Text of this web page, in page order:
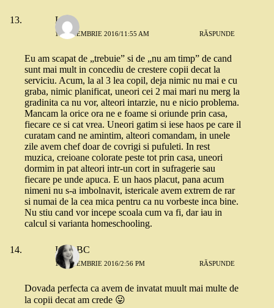
Lia
11 NOIEMBRIE 2016/11:55 AM RĂSPUNDE
Eu am scapat de „trebuie” si de „nu am timp” de cand
sunt mai mult in concediu de crestere copii decat la
serviciu. Acum, la al 3 lea copil, deja nimic nu mai e cu
graba, nimic planificat, uneori cei 2 mai mari nu merg la
gradinita ca nu vor, alteori intarzie, nu e nicio problema.
Mancam la orice ora ne e foame si oriunde prin casa,
fiecare ce si cat vrea. Uneori gatim si iese haos pe care il
curatam cand ne amintim, alteori comandam, in unele
zile avem chef doar de covrigi si pufuleti. In rest
muzica, creioane colorate peste tot prin casa, uneori
dormim in pat alteori intr-un cort in sufragerie sau
fiecare pe unde apuca. E un haos placut, pana acum
nimeni nu s-a imbolnavit, istericale avem extrem de rar
si numai de la cea mica pentru ca nu vorbeste inca bine.
Nu stiu cand vor incepe scoala cum va fi, dar iau in
calcul si varianta homeschooling.
IoanaBC
11 NOIEMBRIE 2016/2:56 PM RĂSPUNDE
Dovada perfecta ca avem de invatat muult mai multe de
la copii decat am crede 😛